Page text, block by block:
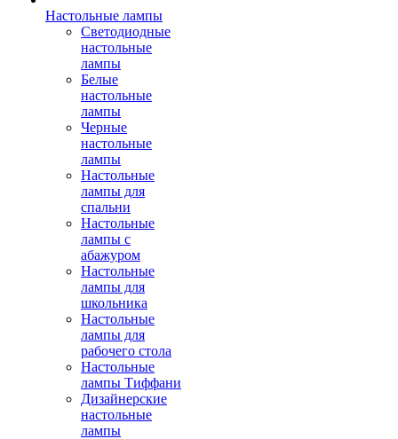
Настольные лампы
Светодиодные
настольные
лампы
Белые
настольные
лампы
Черные
настольные
лампы
Настольные
лампы для
спальни
Настольные
лампы с
абажуром
Настольные
лампы для
школьника
Настольные
лампы для
рабочего стола
Настольные
лампы Тиффани
Дизайнерские
настольные
лампы